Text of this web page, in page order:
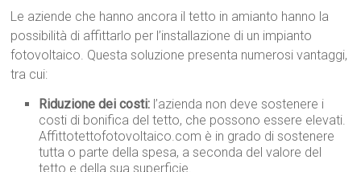
Le aziende che hanno ancora il tetto in amianto hanno la
possibilità di affittarlo per l’installazione di un impianto
fotovoltaico. Questa soluzione presenta numerosi vantaggi,
tra cui:
Riduzione dei costi: l’azienda non deve sostenere i
costi di bonifica del tetto, che possono essere elevati.
Affittotettofotovoltaico.com è in grado di sostenere
tutta o parte della spesa, a seconda del valore del
tetto e della sua superficie.